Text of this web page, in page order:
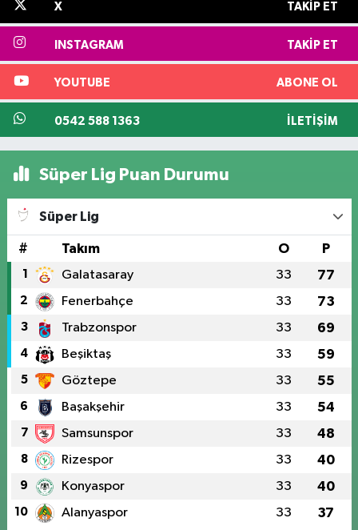
X TAKIP ET
INSTAGRAM TAKIP ET
YOUTUBE ABONE OL
0542 588 1363 İLETIŞIM
Süper Lig Puan Durumu
Süper Lig
# Takım O P
1 Galatasaray 33 77
2 Fenerbahçe 33 73
3 Trabzonspor 33 69
4 Beşiktaş 33 59
5 Göztepe 33 55
6 Başakşehir 33 54
7 Samsunspor 33 48
8 Rizespor 33 40
9 Konyaspor 33 40
10 Alanyaspor 33 37